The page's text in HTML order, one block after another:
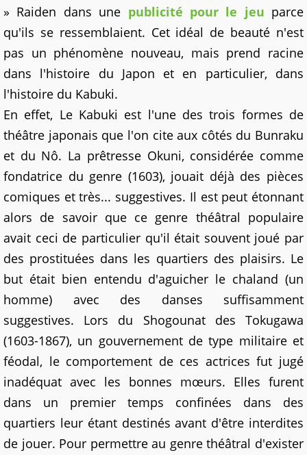
» Raiden dans une publicité pour le jeu parce
qu'ils se ressemblaient. Cet idéal de beauté n'est
pas un phénomène nouveau, mais prend racine
dans l'histoire du Japon et en particulier, dans
l'histoire du Kabuki.
En effet, Le Kabuki est l'une des trois formes de
théâtre japonais que l'on cite aux côtés du Bunraku
et du Nô. La prêtresse Okuni, considérée comme
fondatrice du genre (1603), jouait déjà des pièces
comiques et très... suggestives. Il est peut étonnant
alors de savoir que ce genre théâtral populaire
avait ceci de particulier qu'il était souvent joué par
des prostituées dans les quartiers des plaisirs. Le
but était bien entendu d'aguicher le chaland (un
homme) avec des danses suffisamment
suggestives. Lors du Shogounat des Tokugawa
(1603-1867), un gouvernement de type militaire et
féodal, le comportement de ces actrices fut jugé
inadéquat avec les bonnes mœurs. Elles furent
dans un premier temps confinées dans des
quartiers leur étant destinés avant d'être interdites
de jouer. Pour permettre au genre théâtral d'exister